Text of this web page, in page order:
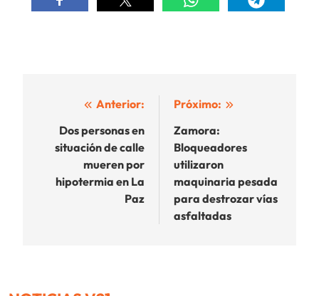
Navegación
entradas
Anterior:
Dos personas en
situación de calle
mueren por
hipotermia en La
Paz
Próximo:
Zamora:
Bloqueadores
utilizaron
maquinaria pesada
para destrozar vías
asfaltadas